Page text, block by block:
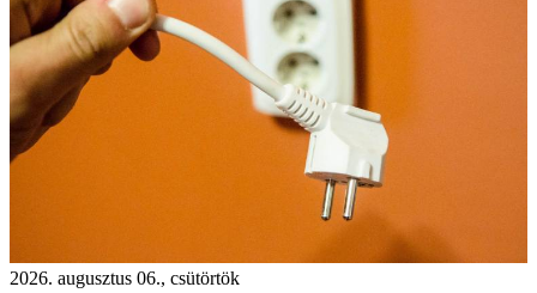
2026. augusztus 06., csütörtök